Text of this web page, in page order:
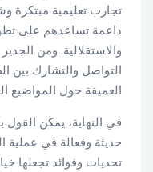
تجارب تعليمية مبتكرة
داعمة تساعدهم على
والاستقلالية. ومن
التواصل والتشارك بين
العميقة حول المواضيع
في النهاية، يمكن القول
حديثة وفعالة في عملية
تحديات وفوائد تجعلها